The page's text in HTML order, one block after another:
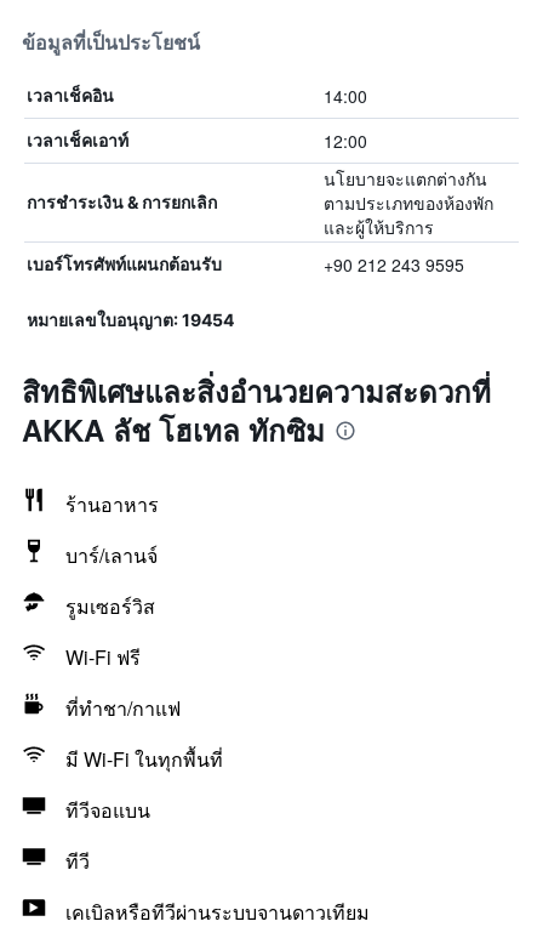
ข้อมูลที่เป็นประโยชน์
เวลาเช็คอิน 14:00
เวลาเช็คเอาท์ 12:00
การชำระเงิน & การยกเลิก
นโยบายจะแตกต่างกัน
ตามประเภทของห้องพัก
และผู้ให้บริการ
เบอร์โทรศัพท์แผนกต้อนรับ +90 212 243 9595
หมายเลขใบอนุญาต: 19454
สิทธิพิเศษและสิ่งอำนวยความสะดวกที่
AKKA ลัช โฮเทล ทักซิม
ร้านอาหาร
บาร์/เลานจ์
รูมเซอร์วิส
Wi-Fi ฟรี
ที่ทำชา/กาแฟ
มี Wi-Fi ในทุกพื้นที่
ทีวีจอแบน
ทีวี
เคเบิลหรือทีวีผ่านระบบจานดาวเทียม